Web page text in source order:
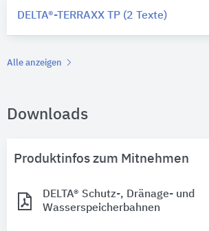
DELTA®-TERRAXX TP (2 Texte)
Alle anzeigen
Downloads
Produktinfos zum Mitnehmen
DELTA® Schutz-, Dränage- und
Wasserspeicherbahnen